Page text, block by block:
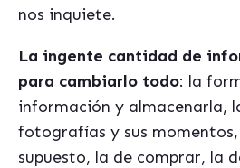
nos inquiete.
La ingente cantidad de
para cambiarlo todo: la
información y almacenarla,
fotografías y sus
supuesto, la de comprar, la